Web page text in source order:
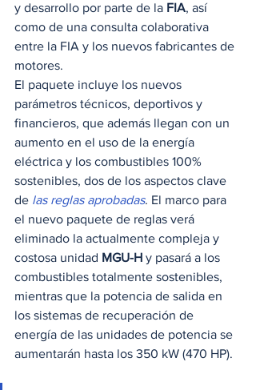
y desarrollo por parte de la FIA, así
como de una consulta colaborativa
entre la FIA y los nuevos fabricantes de
motores.
El paquete incluye los nuevos
parámetros técnicos, deportivos y
financieros, que además llegan con un
aumento en el uso de la energía
eléctrica y los combustibles 100%
sostenibles, dos de los aspectos clave
de las reglas aprobadas. El marco para
el nuevo paquete de reglas verá
eliminado la actualmente compleja y
costosa unidad MGU-H y pasará a los
combustibles totalmente sostenibles,
mientras que la potencia de salida en
los sistemas de recuperación de
energía de las unidades de potencia se
aumentarán hasta los 350 kW (470 HP).